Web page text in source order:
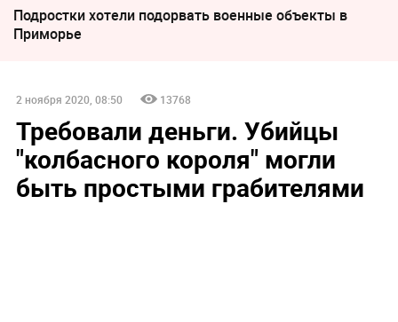
Подростки хотели подорвать военные объекты в
Приморье
2 ноября 2020, 08:50 13768
Требовали деньги. Убийцы
"колбасного короля" могли
быть простыми грабителями